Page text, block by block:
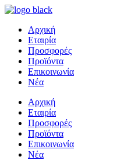
Αρχική
Εταιρία
Προσφορές
Προϊόντα
Επικοινωνία
Νέα
Αρχική
Εταιρία
Προσφορές
Προϊόντα
Επικοινωνία
Νέα